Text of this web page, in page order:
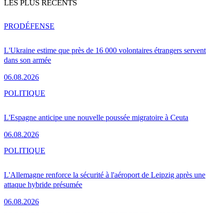
LES PLUS RÉCENTS
L'Ukraine estime que près de 16 000 volontaires étrangers servent
dans son armée
06.08.2026
PRODÉFENSE
L'Espagne anticipe une nouvelle poussée migratoire à Ceuta
06.08.2026
POLITIQUE
L'Allemagne renforce la sécurité à l'aéroport de Leipzig après une
attaque hybride présumée
06.08.2026
POLITIQUE